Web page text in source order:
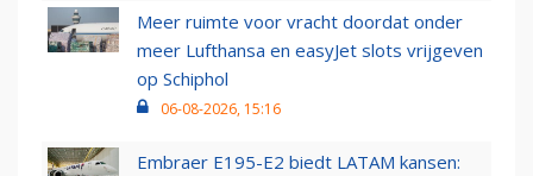
Meer ruimte voor vracht doordat onder
meer Lufthansa en easyJet slots vrijgeven
op Schiphol
06-08-2026, 15:16
Embraer E195-E2 biedt LATAM kansen: